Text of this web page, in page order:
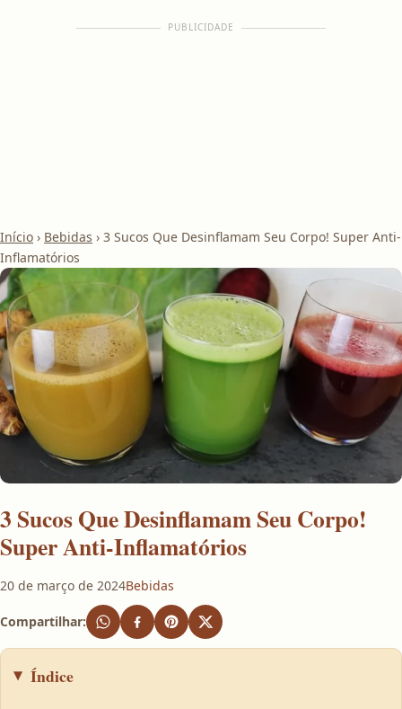
PUBLICIDADE
Início › Bebidas › 3 Sucos Que Desinflamam Seu Corpo! Super Anti-
Inflamatórios
3 Sucos Que Desinflamam Seu Corpo!
Super Anti-Inflamatórios
20 de março de 2024Bebidas
Compartilhar:
Índice